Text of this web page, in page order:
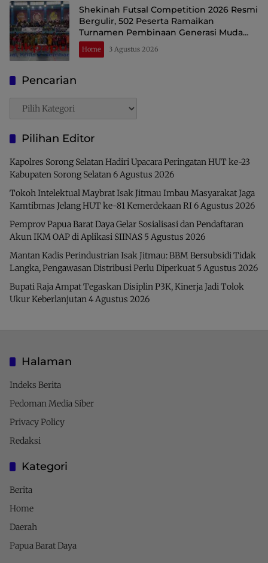
Shekinah Futsal Competition 2026 Resmi
Bergulir, 502 Peserta Ramaikan
Turnamen Pembinaan Generasi Muda
Raja Ampat
Home 3 Agustus 2026
Pencarian
Pencarian
Pilihan Editor
Kapolres Sorong Selatan Hadiri Upacara Peringatan HUT ke-23
Kabupaten Sorong Selatan6 Agustus 2026
Tokoh Intelektual Maybrat Isak Jitmau Imbau Masyarakat Jaga
Kamtibmas Jelang HUT ke-81 Kemerdekaan RI6 Agustus 2026
Pemprov Papua Barat Daya Gelar Sosialisasi dan Pendaftaran
Akun IKM OAP di Aplikasi SIINAS 5 Agustus 2026
Mantan Kadis Perindustrian Isak Jitmau: BBM Bersubsidi Tidak
Langka, Pengawasan Distribusi Perlu Diperkuat 5 Agustus 2026
Bupati Raja Ampat Tegaskan Disiplin P3K, Kinerja Jadi Tolok
Ukur Keberlanjutan4 Agustus 2026
Halaman
Indeks Berita
Pedoman Media Siber
Privacy Policy
Redaksi
Kategori
Berita
Home
Daerah
Papua Barat Daya